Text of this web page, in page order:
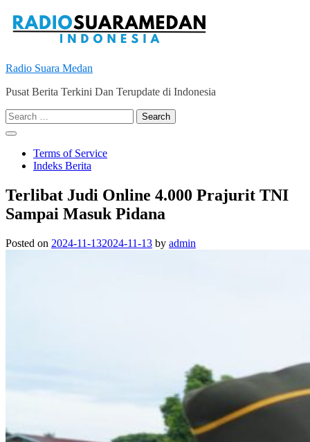
content
Radio Suara Medan
Pusat Berita Terkini Dan Terupdate di Indonesia
Search
for:
Terms of Service
Indeks Berita
Terlibat Judi Online 4.000 Prajurit TNI
Sampai Masuk Pidana
Posted on 2024-11-132024-11-13 by admin